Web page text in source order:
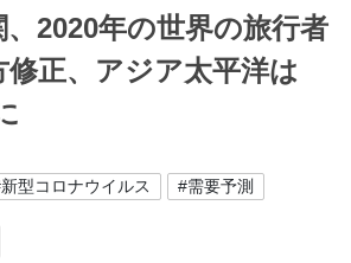
2020年の世界の旅行者
修正、アジア太平洋は
型コロナウイルス #需要予測